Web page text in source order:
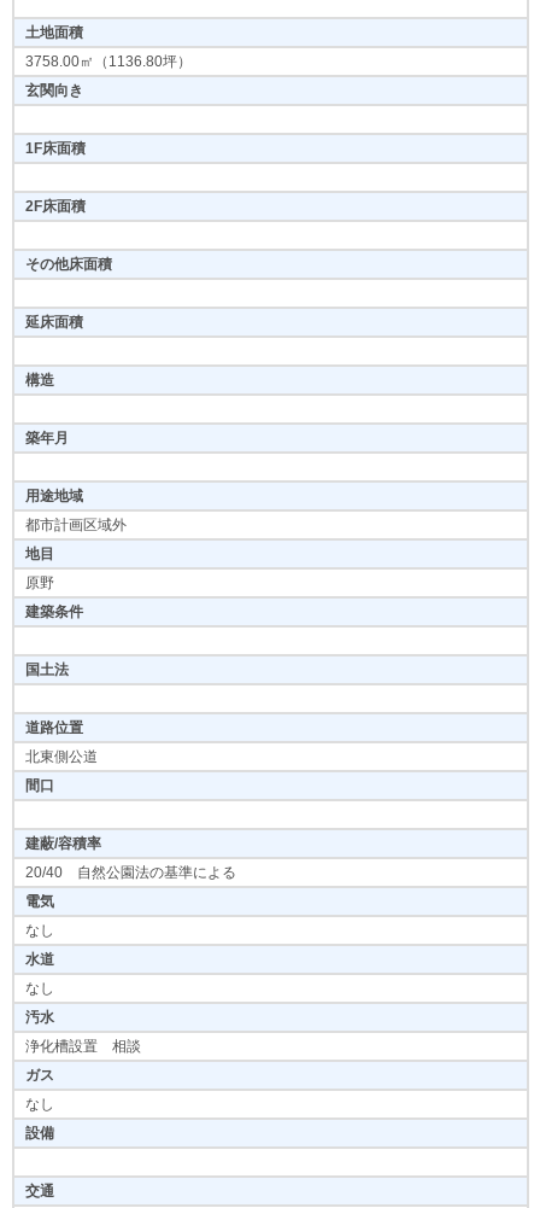
土地面積
3758.00㎡（1136.80坪）
玄関向き
1F床面積
2F床面積
その他床面積
延床面積
構造
築年月
用途地域
都市計画区域外
地目
原野
建築条件
国土法
道路位置
北東側公道
間口
建蔽/容積率
20/40 自然公園法の基準による
電気
なし
水道
なし
汚水
浄化槽設置 相談
ガス
なし
設備
交通